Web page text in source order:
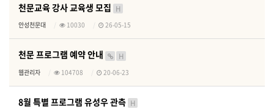
천문교육 강사 교육생 모집 H
안성천문대 10030 26-05-15
천문 프로그램 예약 안내 H
웹관리자 104708 20-06-23
8월 특별 프로그램 유성우 관측 H